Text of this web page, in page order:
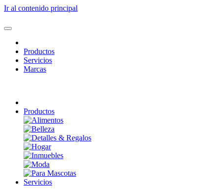
Ir al contenido principal
Productos
Servicios
Marcas
Productos
Servicios